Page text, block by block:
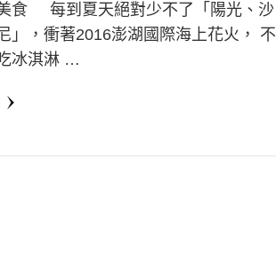
美食 每到夏天絕對少不了「陽光、沙
」，衝著2016澎湖國際海上花火， 不
冰淇淋 …